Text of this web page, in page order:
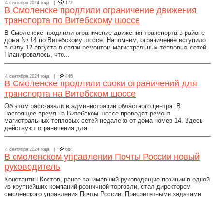
4 сентября 2024 года | 172
В Смоленске продлили ограничение движения
транспорта по Витебскому шоссе
В Смоленске продлили ограничение движения транспорта в районе
дома № 14 по Витебскому шоссе. Напомним, ограничение вступило
в силу 12 августа в связи ремонтом магистральных тепловых сетей.
Планировалось, что...
4 сентября 2024 года | 446
В Смоленске продлили сроки ограничений для
транспорта на Витебском шоссе
Об этом рассказали в администрации областного центра. В
настоящее время на Витебском шоссе проводят ремонт
магистральных тепловых сетей недалеко от дома номер 14. Здесь
действуют ограничения для...
4 сентября 2024 года | 664
В смоленском управлении Почты России новый
руководитель
Константин Костов, ранее занимавший руководящие позиции в одной
из крупнейших компаний розничной торговли, стал директором
смоленского управления Почты России. Приоритетными задачами